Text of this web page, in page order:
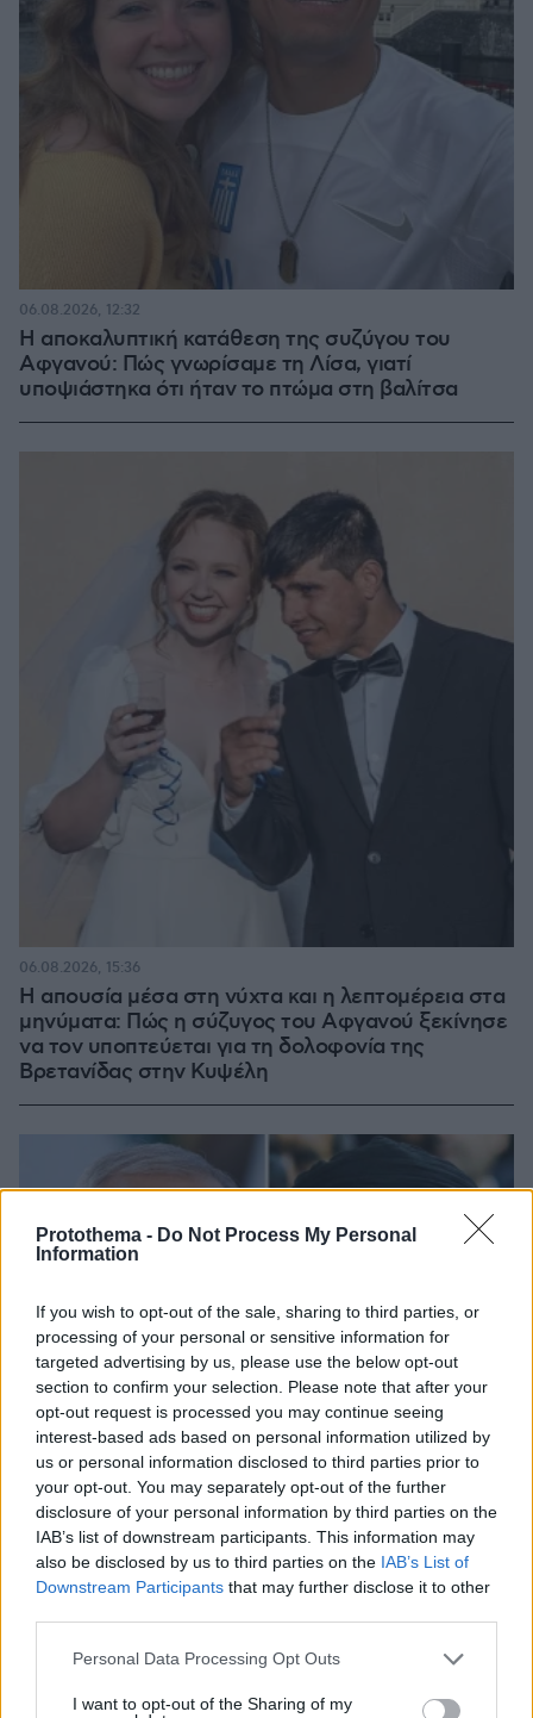
Protothema - Do Not Process My Personal
Information
If you wish to opt-out of the sale, sharing to third parties, or
processing of your personal or sensitive information for
targeted advertising by us, please use the below opt-out
section to confirm your selection. Please note that after your
opt-out request is processed you may continue seeing
interest-based ads based on personal information utilized by
us or personal information disclosed to third parties prior to
your opt-out. You may separately opt-out of the further
disclosure of your personal information by third parties on the
IAB’s list of downstream participants. This information may
also be disclosed by us to third parties on the IAB’s List of
Downstream Participants that may further disclose it to other
Please note that this website/app uses one or more Google
not limited to your visit or usage behaviour. You may click to
Personal Data Processing Opt Outs
I want to opt-out of the Sharing of my
Η αποκαλυπτική κατάθεση της συζύγου του
Αφγανού: Πώς γνωρίσαμε τη Λίσα, γιατί
υποψιάστηκα ότι ήταν το πτώμα στη βαλίτσα
06.08.2026, 12:32
Η απουσία μέσα στη νύχτα και η λεπτομέρεια στα
μηνύματα: Πώς η σύζυγος του Αφγανού ξεκίνησε
να τον υποπτεύεται για τη δολοφονία της
Βρετανίδας στην Κυψέλη
06.08.2026, 15:36
στην Τεχεράνη: Βρέθηκαν σε ένα σκοτεινό
06.08.2026, 13:37